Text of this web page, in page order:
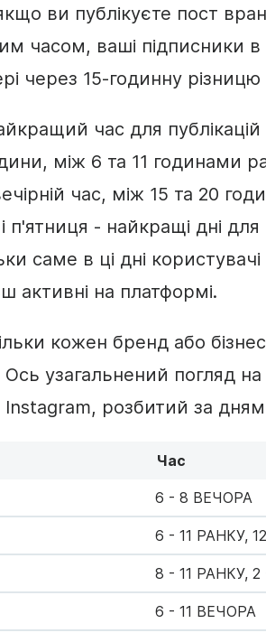
ви публікуєте пост
часом, ваші підписники в
через 15-годинну різницю
час для
між 6 та 11 годинами
час, між 15 та 20
п'ятниця - найкращі дні для
саме в ці дні
активні на платформі.
кожен бренд або
Ось узагальнений погляд
Instagram, розбитий за
Час
6 - 8 ВЕЧОРА
6 - 11 РАНКУ,
8 - 11 РАНКУ,
6 - 11 ВЕЧОРА